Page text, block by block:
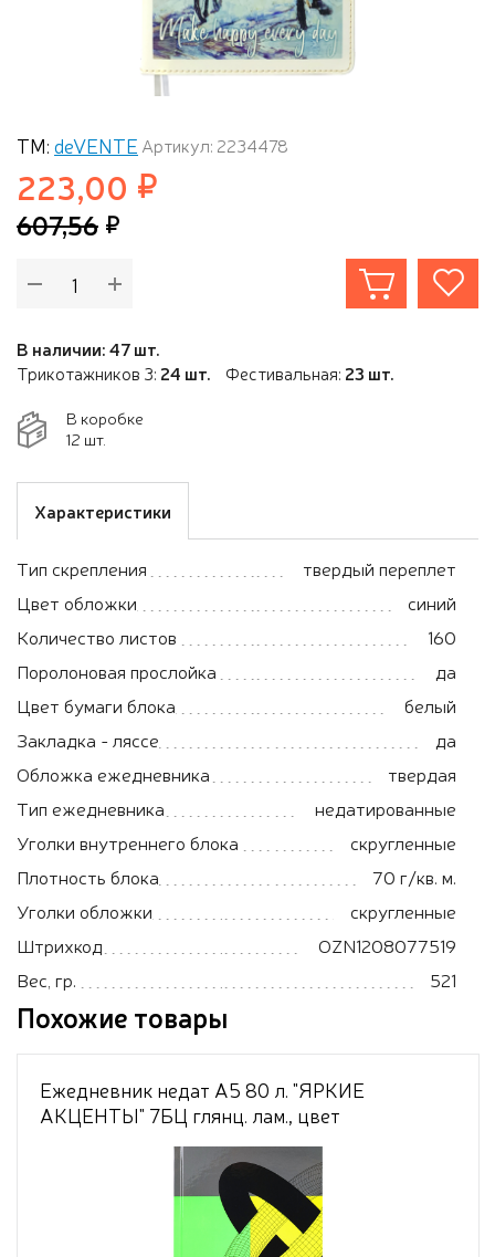
ТМ: deVENTE Артикул: 2234478
223,00
607,56
В наличии: 47 шт.
Трикотажников 3: 24 шт. Фестивальная: 23 шт.
В коробке
12 шт.
Характеристики
Тип скрепления
твердый переплет
Цвет обложки
синий
Количество листов
160
Поролоновая прослойка
да
Цвет бумаги блока
белый
Закладка - ляссе
да
Обложка ежедневника
твердая
Тип ежедневника
недатированные
Уголки внутреннего блока
скругленные
Плотность блока
70 г/кв. м.
Уголки обложки
скругленные
Штрихкод
OZN1208077519
Вес, гр.
521
Похожие товары
Ежедневник недат А5 80 л. "ЯРКИЕ
АКЦЕНТЫ" 7БЦ глянц. лам., цвет
мелов.облож, ТМ"Collezione"